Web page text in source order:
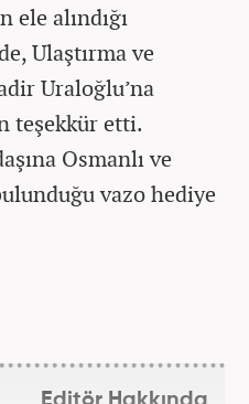
ele alındığı
Ulaştırma ve
Uraloğlu’na
teşekkür etti.
Osmanlı ve
vazo hediye
Editör Hakkında